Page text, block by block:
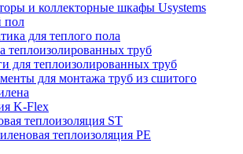
и коллекторные шкафы Usystems
пол
для теплого пола
теплоизолированных труб
для теплоизолированных труб
для монтажа труб из сшитого
K-Flex
теплоизоляция ST
теплоизоляция PE